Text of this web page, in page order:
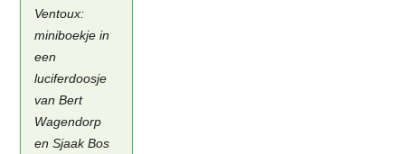
Ventoux:
miniboekje in
een
luciferdoosje
van Bert
Wagendorp
en Sjaak Bos